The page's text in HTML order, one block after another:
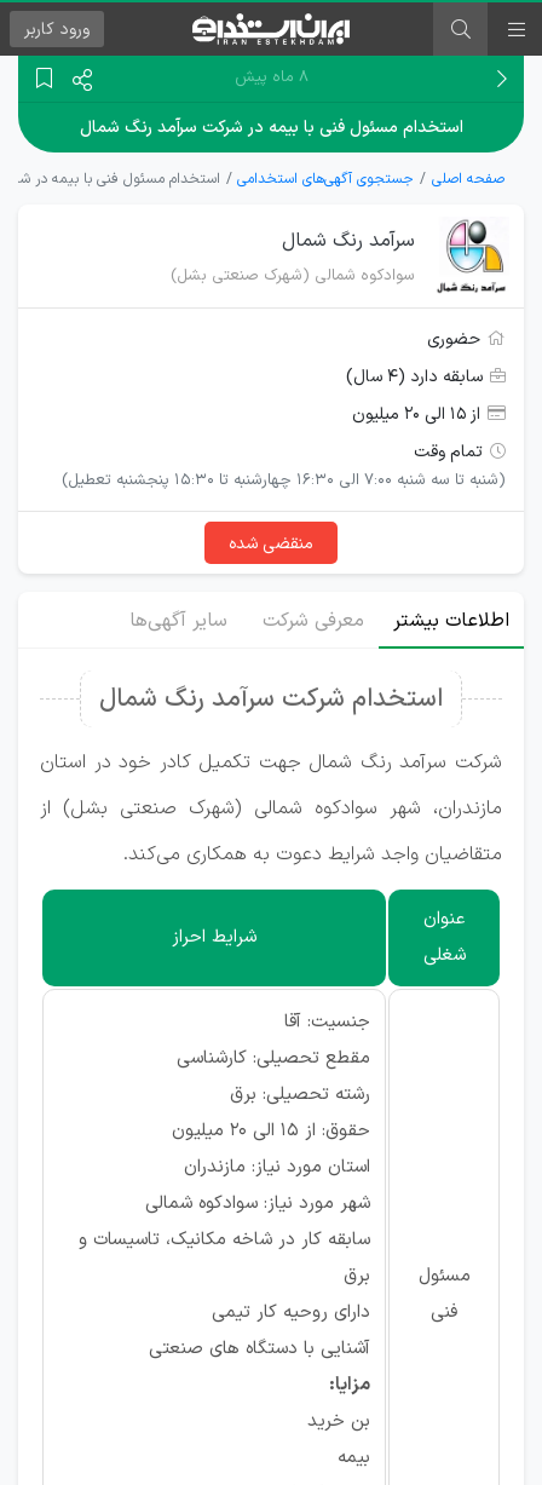
ورود کاربر
۸ ماه پیش
استخدام مسئول فنی با بیمه در شرکت سرآمد رنگ شمال
صفحه اصلی جستجوی آگهی‌های استخدامی استخدام مسئول فنی با بیمه در
سرآمد رنگ شمال
سوادکوه شمالی (شهرک صنعتی بشل)
حضوری
سابقه دارد (۴ سال)
از ۱۵ الی ۲۰ میلیون
تمام وقت
(شنبه تا سه شنبه 7:00 الی 16:30 چهارشنبه تا 15:30 پنجشنبه تعطیل)
منقضی شده
اطلاعات بیشتر معرفی شرکت سایر آگهی‌ها
استخدام شرکت سرآمد رنگ شمال
شرکت سرآمد رنگ شمال جهت تکمیل کادر خود در استان
مازندران، شهر سوادکوه شمالی (شهرک صنعتی بشل) از
متقاضیان واجد شرایط دعوت به همکاری می‌کند.
عنوان
شغلی
شرایط احراز
مسئول
فنی
جنسیت: آقا
مقطع تحصیلی: کارشناسی
رشته تحصیلی: برق
حقوق: از ۱۵ الی ۲۰ میلیون
استان مورد نیاز: مازندران
شهر مورد نیاز: سوادکوه شمالی
سابقه کار در شاخه مکانیک، تاسیسات و
برق
دارای روحیه کار تیمی
آشنایی با دستگاه های صنعتی
مزایا:
بن خرید
بیمه